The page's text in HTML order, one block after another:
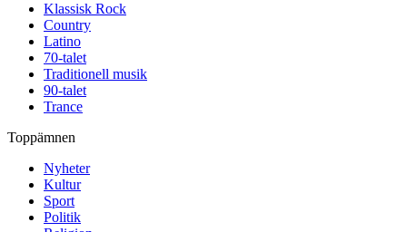
Klassisk Rock
Country
Latino
70-talet
Traditionell musik
90-talet
Trance
Toppämnen
Nyheter
Kultur
Sport
Politik